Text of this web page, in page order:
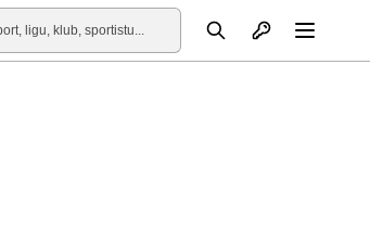
Otvori profil